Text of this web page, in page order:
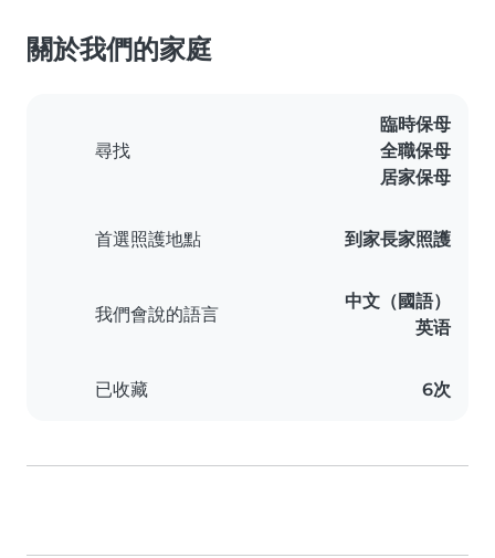
關於我們的家庭
尋找
臨時保母
全職保母
居家保母
首選照護地點 到家長家照護
我們會說的語言
中文（國語）
英语
已收藏 6次